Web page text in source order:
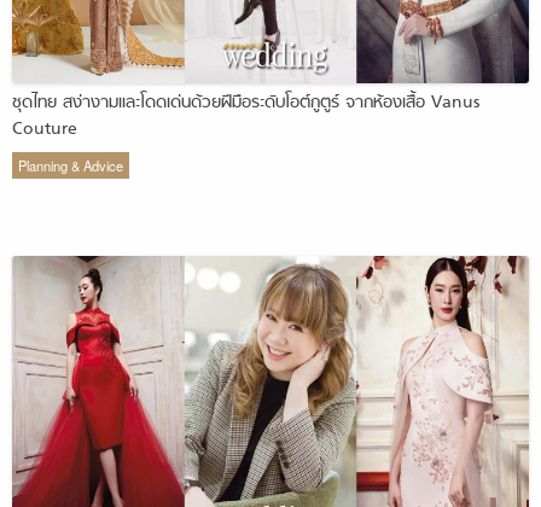
ชุดไทย สง่างามและโดดเด่นด้วยฝีมือระดับโอต์กูตูร์ จากห้องเสื้อ Vanus
Couture
Planning & Advice